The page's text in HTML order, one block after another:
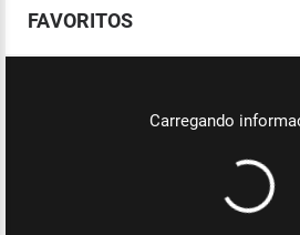
FAVORITOS